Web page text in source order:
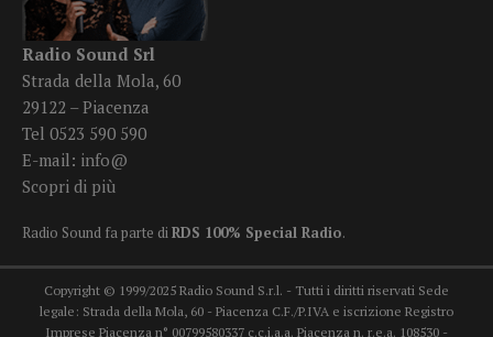
Radio Sound Srl
Strada della Mola, 60
29122 – Piacenza
Tel 0523 590 590
E-mail: info@
Scopri di più
Radio Sound fa parte diRDS 100% Special Radio.
Copyright © 1999/2025 Radio Sound S.r.l. - Tutti i diritti riservati Sede
legale: Strada della Mola, 60 - Piacenza C.F./P.IVA e iscrizione Registro
Imprese Piacenza n° 00799580337 c.c.i.a.a. Piacenza n. r.e.a. 108530 -